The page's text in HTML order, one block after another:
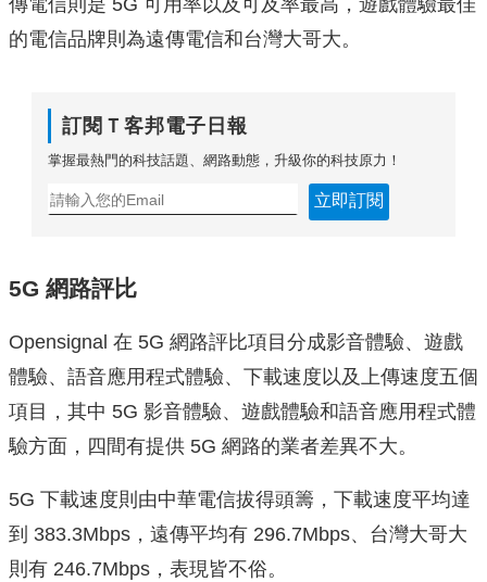
的電信品牌則為遠傳電信和台灣大哥大。
訂閱Ｔ客邦電子日報
掌握最熱門的科技話題、網路動態，升級你的科技原力！
立即訂閱
5G 網路評比
Opensignal 在 5G 網路評比項目分成影音體驗、遊戲
體驗、語音應用程式體驗、下載速度以及上傳速度五個
項目，其中 5G 影音體驗、遊戲體驗和語音應用程式體
驗方面，四間有提供 5G 網路的業者差異不大。
5G 下載速度則由中華電信拔得頭籌，下載速度平均達
到 383.3Mbps，遠傳平均有 296.7Mbps、台灣大哥大
則有 246.7Mbps，表現皆不俗。